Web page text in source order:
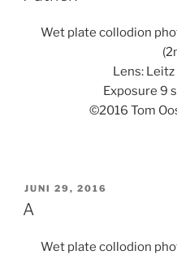
Wet plate collodion
Lens:
Exposure 9
©2016 Tom
GEPLAATST
OP
JUNI 29, 2016
A
Wet plate collodion